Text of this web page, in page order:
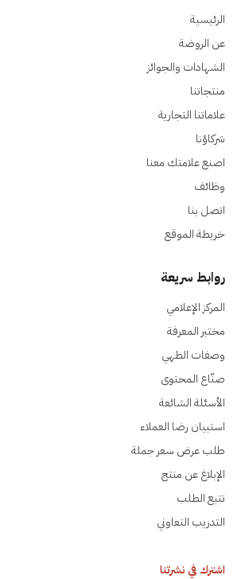
الرئيسية
عن الروضة
الشهادات والجوائز
منتجاتنا
علاماتنا التجارية
شركاؤنا
اصنع علامتك معنا
وظائف
اتصل بنا
خريطة الموقع
روابط سريعة
المركز الإعلامي
مختبر المعرفة
وصفات الطهي
صنّاع المحتوى
الأسئلة الشائعة
استبيان رضا العملاء
طلب عرض سعر جملة
الإبلاغ عن منتج
تتبع الطلب
التدريب التعاوني
اشترك في نشرتنا